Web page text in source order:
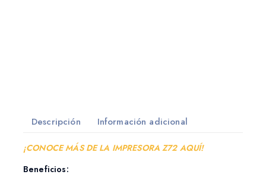
Descripción Información adicional
¡CONOCE MÁS DE LA IMPRESORA Z72 AQUÍ!
Beneficios: